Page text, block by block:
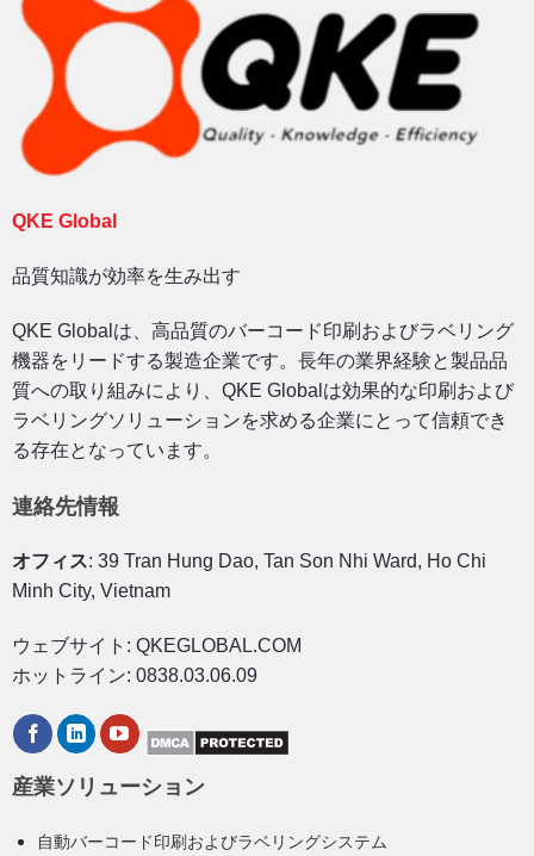
QKE Global
品質知識が効率を生み出す
QKE Globalは、高品質のバーコード印刷およびラベリング
機器をリードする製造企業です。長年の業界経験と製品品
質への取り組みにより、QKE Globalは効果的な印刷および
ラベリングソリューションを求める企業にとって信頼でき
る存在となっています。
連絡先情報
オフィス: 39 Tran Hung Dao, Tan Son Nhi Ward, Ho Chi
Minh City, Vietnam
ウェブサイト: QKEGLOBAL.COM
ホットライン: 0838.03.06.09
産業ソリューション
自動バーコード印刷およびラベリングシステム